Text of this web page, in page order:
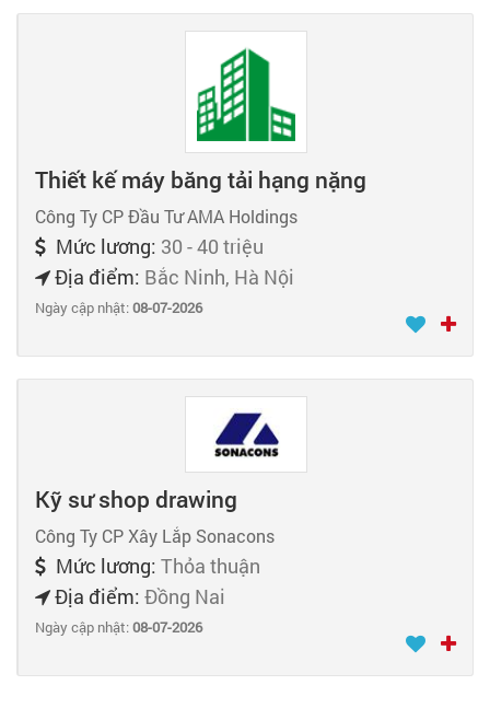
Thiết kế máy băng tải hạng nặng
Công Ty CP Đầu Tư AMA Holdings
Mức lương: 30 - 40 triệu
Địa điểm: Bắc Ninh, Hà Nội
Ngày cập nhật:08-07-2026
Kỹ sư shop drawing
Công Ty CP Xây Lắp Sonacons
Mức lương: Thỏa thuận
Địa điểm: Đồng Nai
Ngày cập nhật:08-07-2026